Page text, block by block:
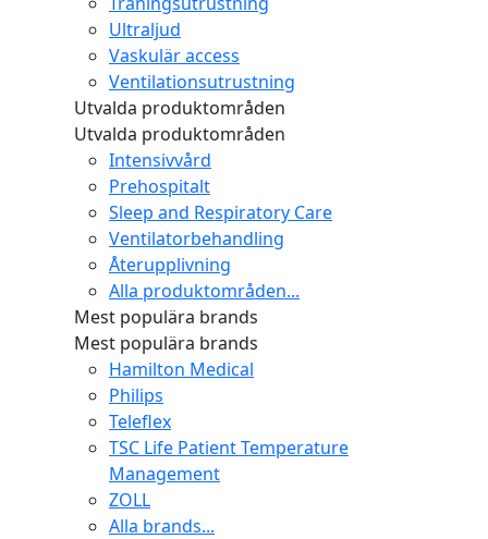
Ultraljud
Vaskulär access
Ventilationsutrustning
Utvalda produktområden
Utvalda produktområden
Intensivvård
Prehospitalt
Sleep and Respiratory Care
Ventilatorbehandling
Återupplivning
Alla produktområden...
Mest populära brands
Mest populära brands
Hamilton Medical
Philips
Teleflex
TSC Life Patient Temperature
Management
ZOLL
Alla brands...